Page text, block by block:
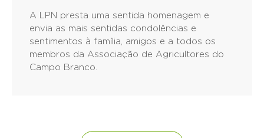
A LPN presta uma sentida homenagem e
envia as mais sentidas condolências e
sentimentos à família, amigos e a todos os
membros da Associação de Agricultores do
Campo Branco.